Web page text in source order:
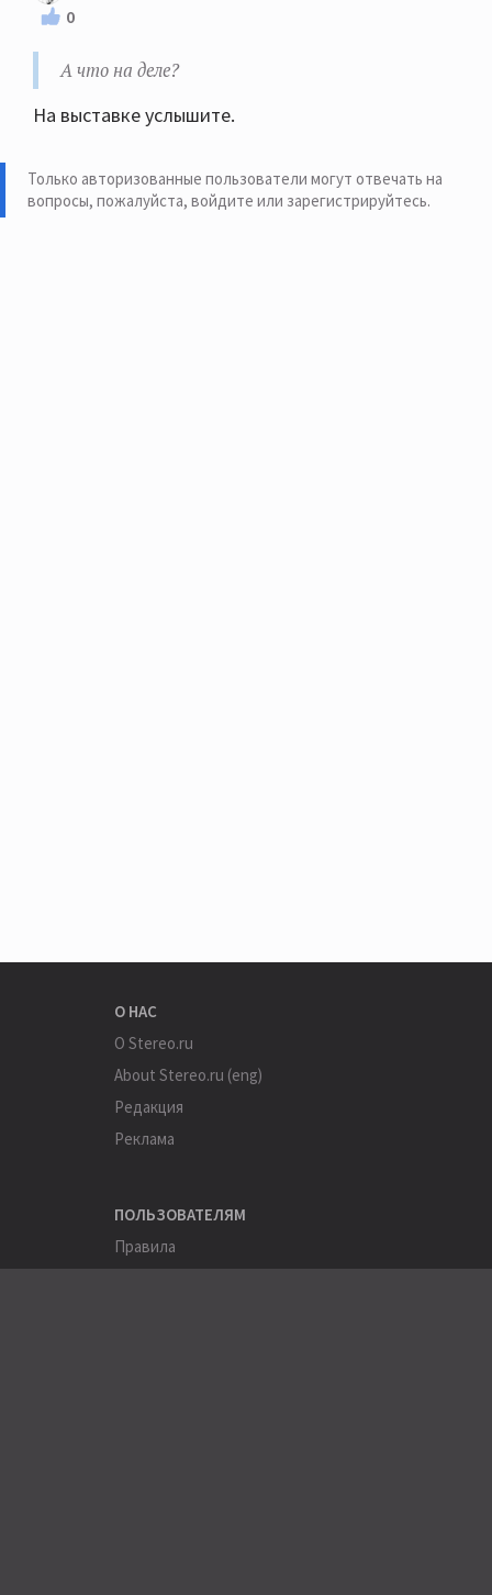
0
А что на деле?
На выставке услышите.
Только авторизованные пользователи могут отвечать на
вопросы, пожалуйста, войдите или зарегистрируйтесь.
О НАС
О Stereo.ru
About Stereo.ru (eng)
Редакция
Реклама
ПОЛЬЗОВАТЕЛЯМ
Правила